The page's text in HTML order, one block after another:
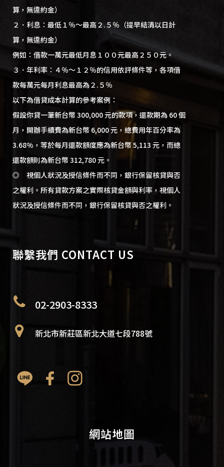
算，無違約金）
２．利息：最低１％～最高２.５％（提早結清以日計
算，無違約金）
例如：借款一萬元最低月息１００元最高２５０元。
３．年利率：４％～１２％的信用依評條件等，各項借
款每萬元每月利息最高為２.５％
以下為借貸成本計算的參考案例：
假設你貸一筆新台幣 300,000 元的款項，還款期為 60 個
月，開辦手續費為新台幣 6,000 元，總費用年百分率為
3.68%，等於每月還款額度應為新台幣 5,113 元，而總
還款額則為新台幣 312,780 元。
◎ 視個人狀況及授信條件而不同，銀行保留核貸與否
之權利。所有貸款方案之實際核貸金額與利率，視個人
狀況及授信條件而不同，銀行保留核貸與否之權利。
聯繫我們 CONTACT US
02-2903-8333
新北市新莊區新北大道七段788號
網站地圖